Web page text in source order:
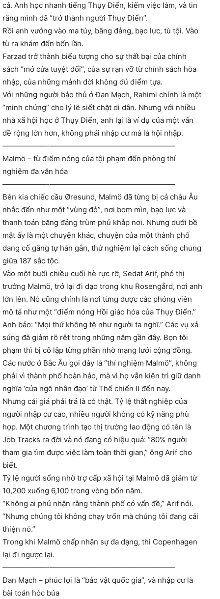
cả. Anh học nhanh tiếng Thụy Điển, kiếm việc làm, và tin
rằng mình đã “trở thành người Thụy Điển”.
Rồi anh vướng vào ma túy, băng đảng, bạo lực, tù tội. Vào
tù ra khám đến bốn lần.
Farzad trở thành biểu tượng cho sự thất bại của chính
sách “mở cửa tuyệt đối”, của sự rạn vỡ từ chính sách hòa
nhập, của những mảnh đời không đủ điểm tựa.
Với những người bảo thủ ở Đan Mạch, Rahimi chính là một
“minh chứng” cho lý lẽ siết chặt di dân. Nhưng với nhiều
nhà xã hội học ở Thụy Điển, anh lại là ví dụ của một vấn
đề rộng lớn hơn, không phải nhập cư mà là hội nhập.
——————-—————————————————
Malmö – từ điểm nóng của tội phạm đến phòng thí
nghiệm đa văn hóa
——————-—————————————————
Bên kia chiếc cầu Øresund, Malmö đã từng bị cả châu Âu
nhắc đến như một “vùng đỏ”, nơi bom mìn, bạo lực và
thanh toán băng đảng trùm phủ khắp nơi. Nhưng dưới bề
mặt ấy là một chuyện khác, chuyện của một thành phố
đang cố gắng tự hàn gắn, thử nghiệm lại cách sống chung
giữa 187 sắc tộc.
Vào một buổi chiều cuối hè rực rỡ, Sedat Arif, phó thị
trưởng Malmö, trở lại đi dạo trong khu Rosengård, nơi anh
lớn lên. Nó cũng chính là nơi từng được các phóng viên
mô tả như một “điểm nóng Hồi giáo hóa của Thụy Điển.”
Anh bảo: “Mọi thứ không tệ như người ta nghĩ.” Các vụ xả
súng đã giảm rõ rệt trong những năm gần đây. Bọn tội
phạm thì bị cô lập từng phần nhờ mạng lưới cộng đồng.
Các nước ở Bắc Âu gọi đây là “thí nghiệm Malmö”, không
phải vì thành phố hoàn hảo, mà vì họ vẫn kiên trì giữ danh
nghĩa ‘cửa ngõ nhân đạo’ từ Thế chiến II đến nay.
Nhưng cái giá phải trả là có thật. Tỷ lệ thất nghiệp của
người nhập cư cao, nhiều người không có kỹ năng phù
hợp. Một chương trình tạo thị trường lao động có tên là
Job Tracks ra đời và nó đang có hiệu quả: “80% người
tham gia tìm được việc làm toàn thời gian,” ông Arif cho
biết.
Tỷ lệ người sống nhờ trợ cấp xã hội tại Malmö đã giảm từ
10,200 xuống 6,100 trong vòng bốn năm.
“Không ai phủ nhận rằng thành phố có vấn đề,” Arif nói.
“Nhưng chúng tôi không chạy trốn mà chúng tôi đang cải
thiện nó.”
Trong khi Malmö chấp nhận sự đa dạng, thì Copenhagen
lại đi ngược lại.
——————-—————————————————
Đan Mạch – phúc lợi là “bảo vật quốc gia”, và nhập cư là
bài toán hóc búa